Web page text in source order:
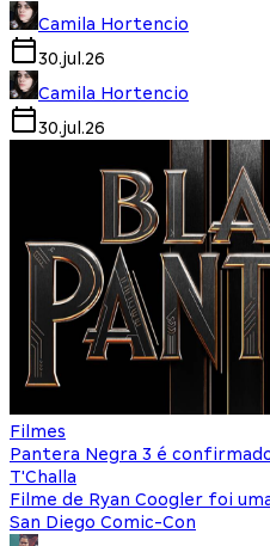
Camila Hortencio
30.jul.26
Camila Hortencio
30.jul.26
Filmes
Pantera Negra 3 é
T'Challa
Filme de Ryan Coogler foi
San Diego Comic-Con